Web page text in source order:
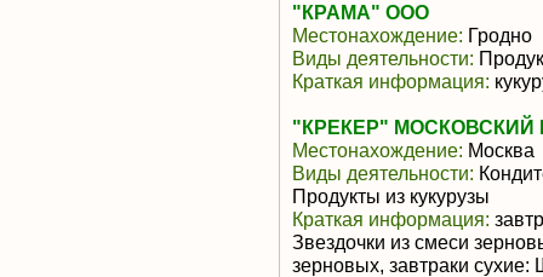
"КРАМА" ООО
Местонахождение: Гродно
Виды деятельности:
Краткая информация:
"КРЕКЕР"
Местонахождение: Москва
Виды деятельности:
Продукты из кукурузы
Краткая информация:
Звездочки из смеси
зерновых, завтраки сухие: